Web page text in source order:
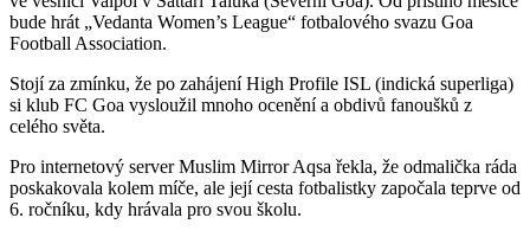
bude hrát „Vedanta Women’s League“ fotbalového svazu Goa
Football Association.
Stojí za zmínku, že po zahájení High Profile ISL (indická superliga)
si klub FC Goa vysloužil mnoho ocenění a obdivů fanoušků z
celého světa.
Pro internetový server Muslim Mirror Aqsa řekla, že odmalička ráda
poskakovala kolem míče, ale její cesta fotbalistky započala teprve od
6. ročníku, kdy hrávala pro svou školu.